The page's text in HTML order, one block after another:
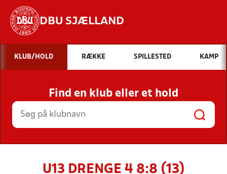
DBU SJÆLLAND
Hvad vil du søge efter?
INDHOLD OG NYHEDER
STILLINGER, RESULTATER, KLUBBER OG
HOLD
KLUB/HOLD RÆKKE SPILLESTED KAMP
Find en klub eller et hold
U13 DRENGE 4 8:8 (13)